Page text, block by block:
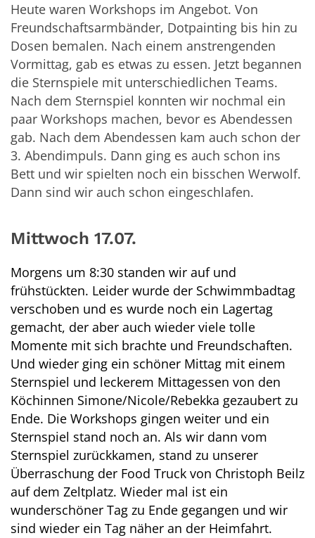
Heute waren Workshops im Angebot. Von
Freundschaftsarmbänder, Dotpainting bis hin zu
Dosen bemalen. Nach einem anstrengenden
Vormittag, gab es etwas zu essen. Jetzt begannen
die Sternspiele mit unterschiedlichen Teams.
Nach dem Sternspiel konnten wir nochmal ein
paar Workshops machen, bevor es Abendessen
gab. Nach dem Abendessen kam auch schon der
3. Abendimpuls. Dann ging es auch schon ins
Bett und wir spielten noch ein bisschen Werwolf.
Dann sind wir auch schon eingeschlafen.
Mittwoch 17.07.
Morgens um 8:30 standen wir auf und
frühstückten. Leider wurde der Schwimmbadtag
verschoben und es wurde noch ein Lagertag
gemacht, der aber auch wieder viele tolle
Momente mit sich brachte und Freundschaften.
Und wieder ging ein schöner Mittag mit einem
Sternspiel und leckerem Mittagessen von den
Köchinnen Simone/Nicole/Rebekka gezaubert zu
Ende. Die Workshops gingen weiter und ein
Sternspiel stand noch an. Als wir dann vom
Sternspiel zurückkamen, stand zu unserer
Überraschung der Food Truck von Christoph Beilz
auf dem Zeltplatz. Wieder mal ist ein
wunderschöner Tag zu Ende gegangen und wir
sind wieder ein Tag näher an der Heimfahrt.